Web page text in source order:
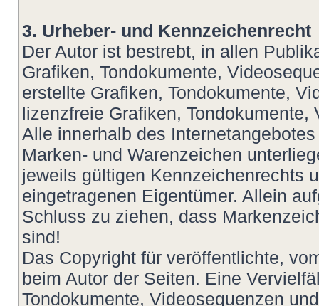
3. Urheber- und Kennzeichenrecht
Der Autor ist bestrebt, in allen
Grafiken, Tondokumente,
erstellte Grafiken, Tondokumente,
lizenzfreie Grafiken,
Alle innerhalb des
Marken- und Warenzeichen
jeweils gültigen Kennzeichenrechts
eingetragenen Eigentümer. Allein
Schluss zu ziehen, dass
sind!
Das Copyright für veröffentlichte,
beim Autor der Seiten. Eine
Tondokumente, Videosequenzen